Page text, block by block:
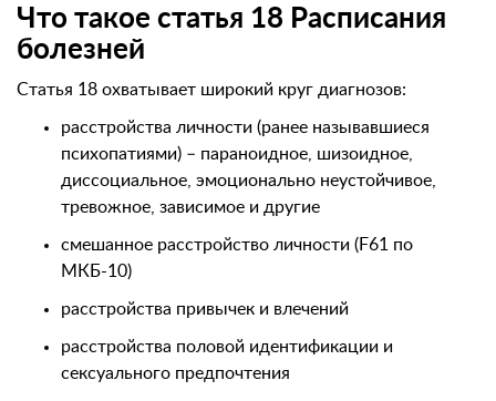
Что такое статья 18 Расписания
болезней
Статья 18 охватывает широкий круг диагнозов:
расстройства личности (ранее называвшиеся
психопатиями) – параноидное, шизоидное,
диссоциальное, эмоционально неустойчивое,
тревожное, зависимое и другие
смешанное расстройство личности (F61 по
МКБ-10)
расстройства привычек и влечений
расстройства половой идентификации и
сексуального предпочтения